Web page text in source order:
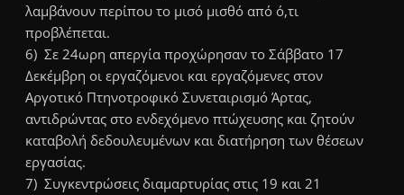
λαμβάνουν περίπου το μισό μισθό από ό,τι
προβλέπεται.
6) Σε 24ωρη απεργία προχώρησαν το Σάββατο 17
Δεκέμβρη οι εργαζόμενοι και εργαζόμενες στον
Αργοτικό Πτηνοτροφικό Συνεταιρισμό Άρτας,
αντιδρώντας στο ενδεχόμενο πτώχευσης και ζητούν
καταβολή δεδουλευμένων και διατήρηση των θέσεων
εργασίας.
7) Συγκεντρώσεις διαμαρτυρίας στις 19 και 21